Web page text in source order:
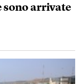
sono arrivate